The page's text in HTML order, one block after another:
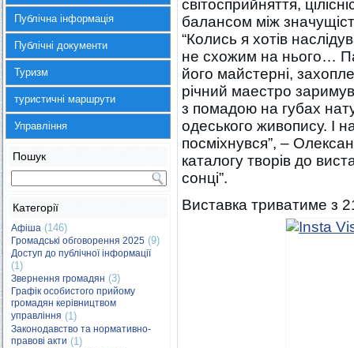
Публічна інформація
Публічні документи
Туризм
туристичні маршрути
Управління
Пошук
Категорії
Афіша (146)
Громадські обговорення 2025 (9)
Доступ до публічної інформації
(1)
Звернення громадян (3)
Графік особистого прийому
громадян керівництвом
управління (1)
Законодавство та нормативно-
правові акти (1)
світосприйняття,
балансом між
“Колись я хотів
не схожим на нього…
його майстерні,
річний маестро
з помадою на губах
одеського живопису. І
посміхнувся”, –
каталогу творів до
сонці”.
Виставка триватиме з